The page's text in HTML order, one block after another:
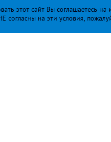
этот сайт Вы соглашаетесь
согласны на эти условия,